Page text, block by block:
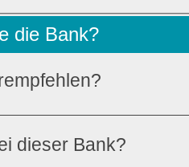
die Bank?
dieser Bank?